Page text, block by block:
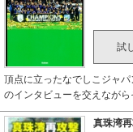
試
頂点に立ったなでしこジャ
のインタビューを交えながら
真珠湾